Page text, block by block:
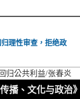
归理性审查，拒绝政
归公共利益/张春炎
传播、文化与政治》